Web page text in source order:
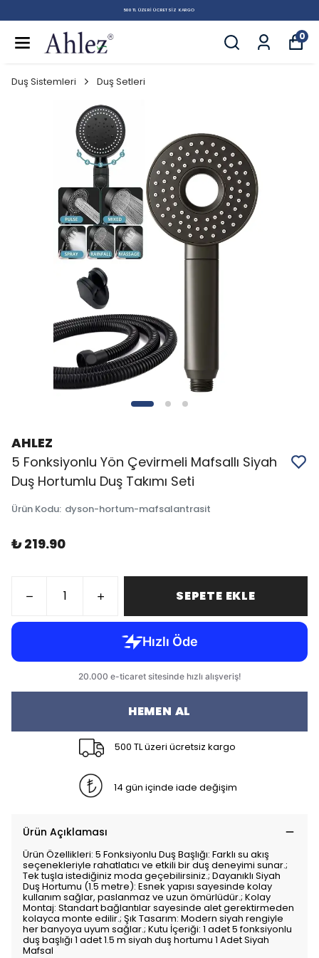
500 TL ÜZERI ÜCRETSIZ KARGO
0
Duş Sistemleri Duş Setleri
AHLEZ
5 Fonksiyonlu Yön Çevirmeli Mafsallı Siyah
Duş Hortumlu Duş Takımı Seti
Ürün Kodu: dyson-hortum-mafsalantrasit
₺ 219.90
SEPETE EKLE
HEMEN AL
500 TL üzeri ücretsiz kargo
14 gün içinde iade değişim
Ürün Açıklaması
Ürün Özellikleri: 5 Fonksiyonlu Duş Başlığı: Farklı su akış
seçenekleriyle rahatlatıcı ve etkili bir duş deneyimi sunar.;
Tek tuşla istediğiniz moda geçebilirsiniz.; Dayanıklı Siyah
Duş Hortumu (1.5 metre): Esnek yapısı sayesinde kolay
kullanım sağlar, paslanmaz ve uzun ömürlüdür.; Kolay
Montaj: Standart bağlantılar sayesinde alet gerektirmeden
kolayca monte edilir.; Şık Tasarım: Modern siyah rengiyle
her banyoya uyum sağlar.; Kutu İçeriği: 1 adet 5 fonksiyonlu
duş başlığı 1 adet 1.5 m siyah duş hortumu 1 Adet Siyah
Mafsal